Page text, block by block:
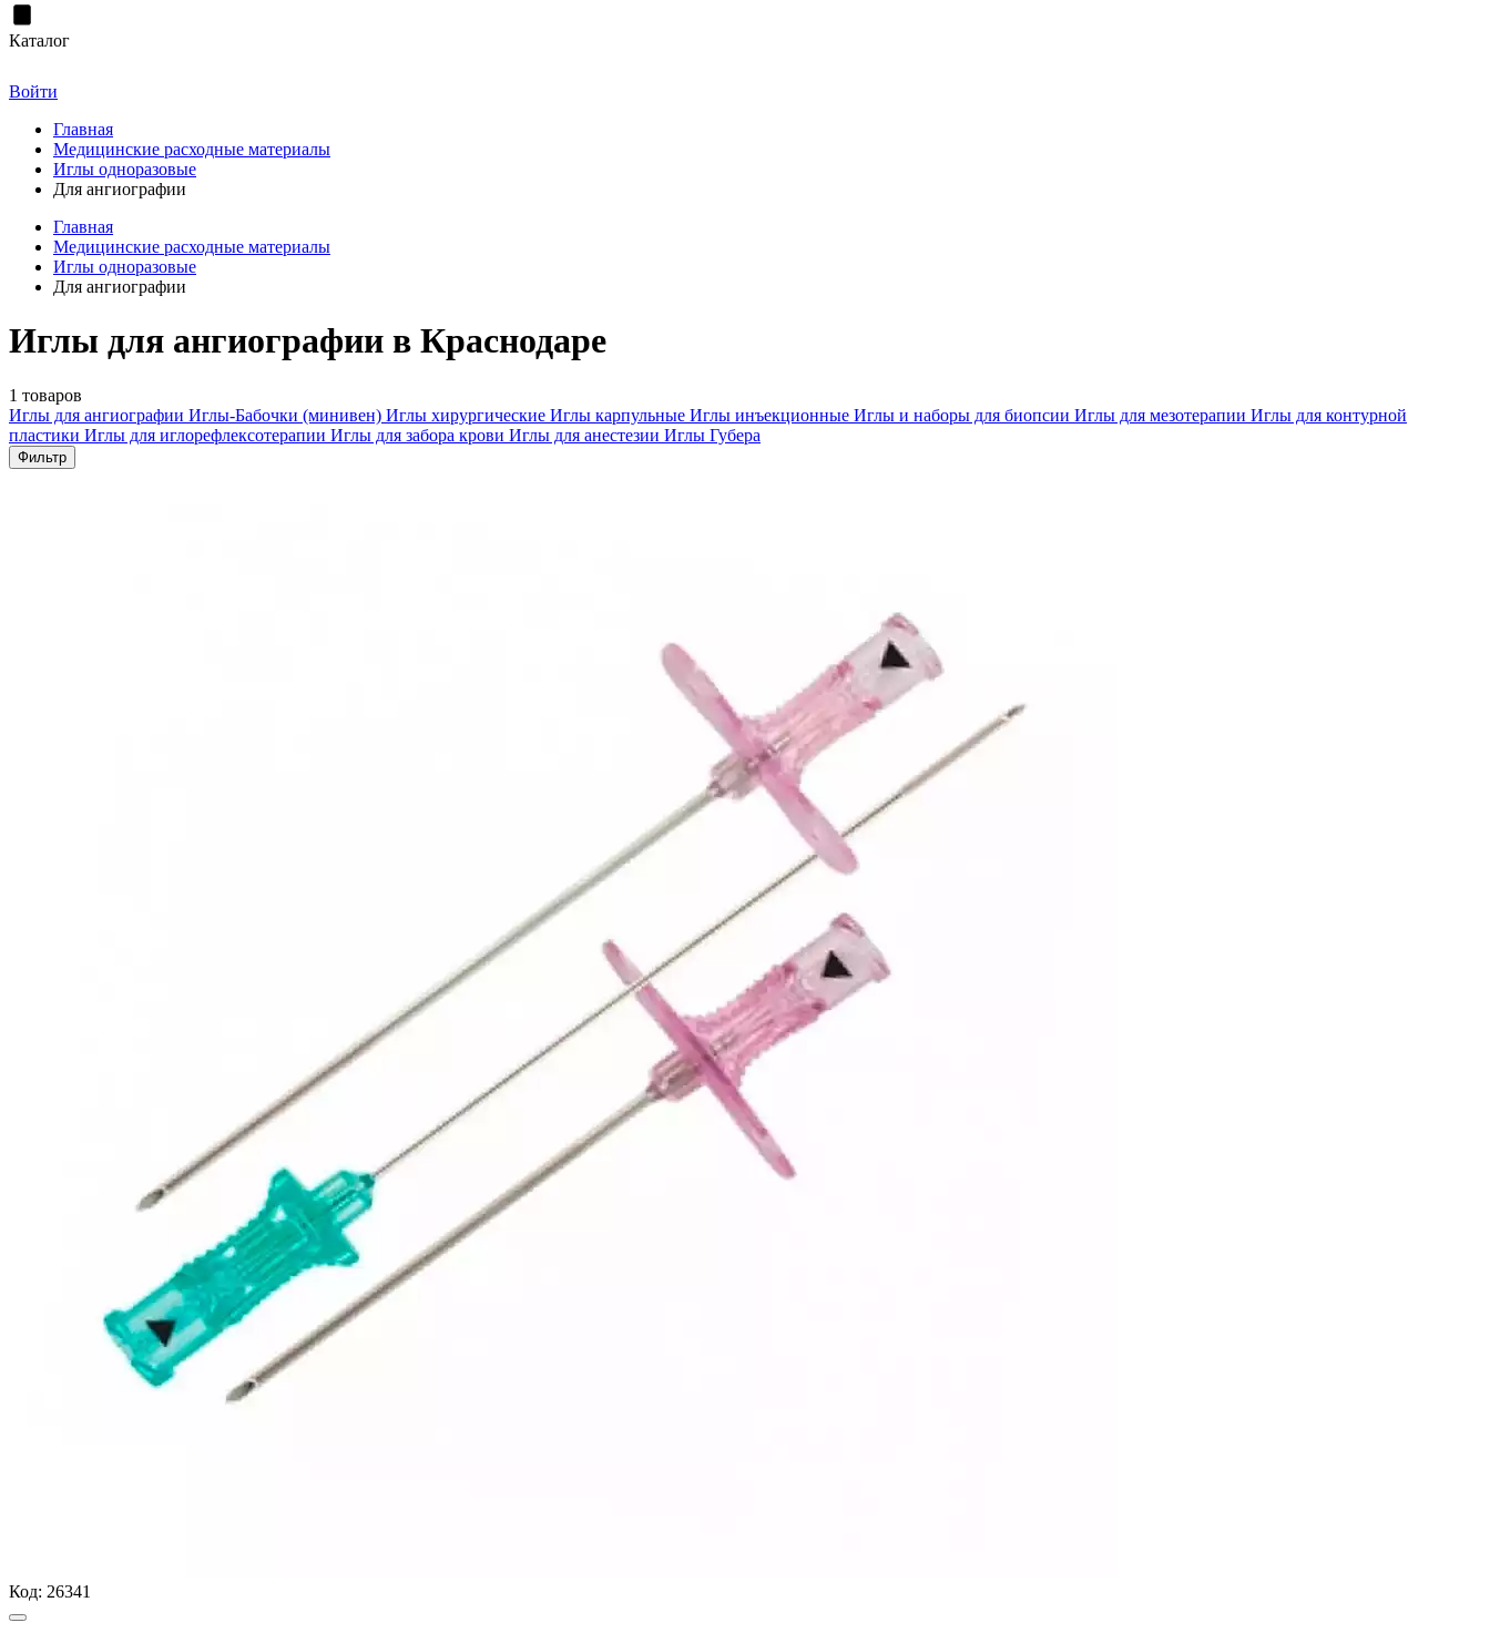
Каталог
Войти
Главная
Медицинские расходные материалы
Иглы одноразовые
Для ангиографии
Главная
Медицинские расходные материалы
Иглы одноразовые
Для ангиографии
Иглы для ангиографии в Краснодаре
1 товаров
Иглы для ангиографии Иглы-Бабочки (минивен) Иглы хирургические Иглы карпульные Иглы инъекционные Иглы и наборы для биопсии Иглы для мезотерапии Иглы для контурной
пластики Иглы для иглорефлексотерапии Иглы для забора крови Иглы для анестезии Иглы Губера
Фильтр
Код: 26341